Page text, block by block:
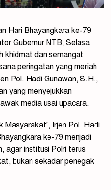
Hari Bhayangkara ke-79
Gubernur NTB, Selasa
khidmat dan semangat
peringatan yang meriah
Pol. Hadi Gunawan, S.H.,
yang menyejukkan
media usai upacara.
Masyarakat”, Irjen Pol. Hadi
ke-79 menjadi
agar institusi Polri terus
bukan sekadar penegak